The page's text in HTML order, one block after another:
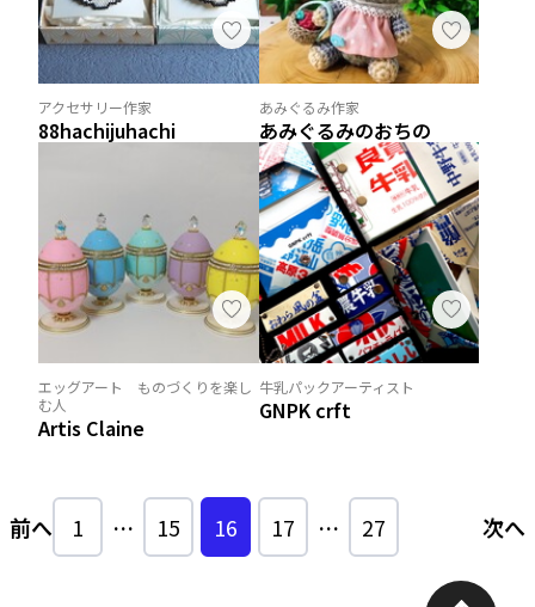
アクセサリー作家
88hachijuhachi
あみぐるみ作家
あみぐるみのおちの
エッグアート ものづくりを楽し
む人
Artis Claine
牛乳パックアーティスト
GNPK crft
前へ 1 … 15 16 17 … 27 次へ